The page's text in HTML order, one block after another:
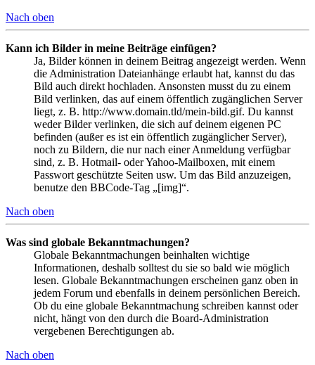
Nach oben
Kann ich Bilder in meine Beiträge einfügen?
Ja, Bilder können in deinem Beitrag angezeigt werden. Wenn
die Administration Dateianhänge erlaubt hat, kannst du das
Bild auch direkt hochladen. Ansonsten musst du zu einem
Bild verlinken, das auf einem öffentlich zugänglichen Server
liegt, z. B. http://www.domain.tld/mein-bild.gif. Du kannst
weder Bilder verlinken, die sich auf deinem eigenen PC
befinden (außer es ist ein öffentlich zugänglicher Server),
noch zu Bildern, die nur nach einer Anmeldung verfügbar
sind, z. B. Hotmail- oder Yahoo-Mailboxen, mit einem
Passwort geschützte Seiten usw. Um das Bild anzuzeigen,
benutze den BBCode-Tag „[img]“.
Nach oben
Was sind globale Bekanntmachungen?
Globale Bekanntmachungen beinhalten wichtige
Informationen, deshalb solltest du sie so bald wie möglich
lesen. Globale Bekanntmachungen erscheinen ganz oben in
jedem Forum und ebenfalls in deinem persönlichen Bereich.
Ob du eine globale Bekanntmachung schreiben kannst oder
nicht, hängt von den durch die Board-Administration
vergebenen Berechtigungen ab.
Nach oben